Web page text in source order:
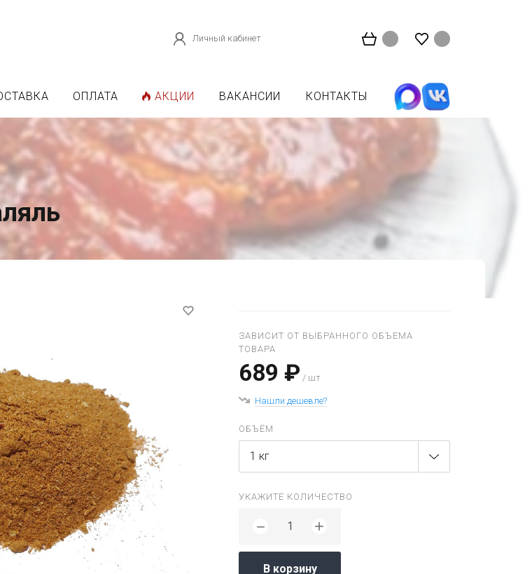
Личный кабинет
ОПЛАТА АКЦИИ ВАКАНСИИ КОНТАКТЫ
ЗАВИСИТ ОТ ВЫБРАННОГО ОБЪЕМА
ТОВАРА
689 ₽ / шт
Нашли дешевле?
ОБЪЁМ
1 кг
УКАЖИТЕ КОЛИЧЕСТВО
− +
В корзину